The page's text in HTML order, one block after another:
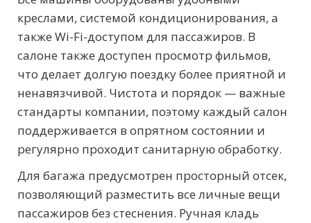
креслами, системой кондиционирования, а
также Wi-Fi-доступом для пассажиров. В
салоне также доступен просмотр фильмов,
что делает долгую поездку более приятной и
ненавязчивой. Чистота и порядок — важные
стандарты компании, поэтому каждый салон
поддерживается в опрятном состоянии и
регулярно проходит санитарную обработку.
Для багажа предусмотрен просторный отсек,
позволяющий разместить все личные вещи
пассажиров без стеснения. Ручная кладь